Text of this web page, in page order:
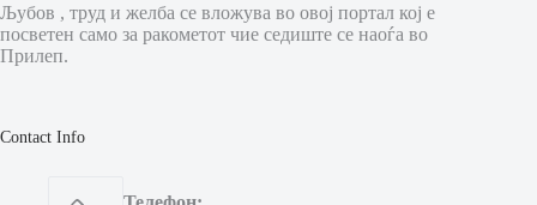
Љубов , труд и желба се вложува во овој портал кој е
посветен само за ракометот чие седиште се наоѓа во
Прилеп.
Contact Info